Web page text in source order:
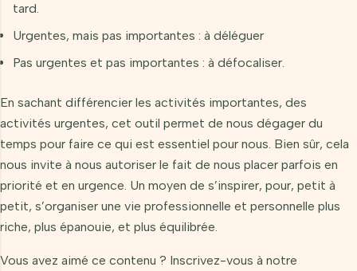
tard.
Urgentes, mais pas importantes : à déléguer
Pas urgentes et pas importantes : à défocaliser.
En sachant différencier les activités importantes, des
activités urgentes, cet outil permet de nous dégager du
temps pour faire ce qui est essentiel pour nous. Bien sûr, cela
nous invite à nous autoriser le fait de nous placer parfois en
priorité et en urgence. Un moyen de s’inspirer, pour, petit à
petit, s’organiser une vie professionnelle et personnelle plus
riche, plus épanouie, et plus équilibrée.
Vous avez aimé ce contenu ? Inscrivez-vous à notre